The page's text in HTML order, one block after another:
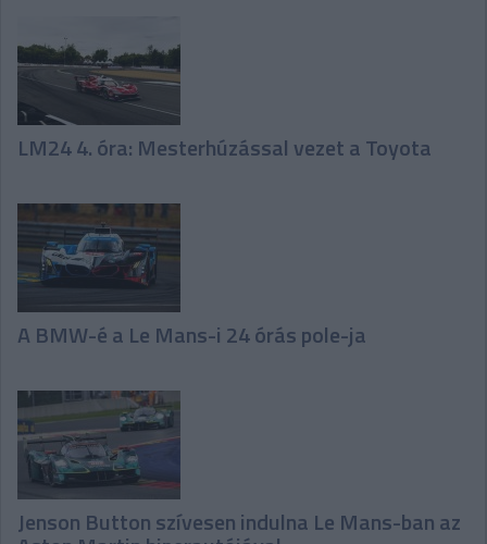
LM24 4. óra: Mesterhúzással vezet a Toyota
A BMW-é a Le Mans-i 24 órás pole-ja
Jenson Button szívesen indulna Le Mans-ban az